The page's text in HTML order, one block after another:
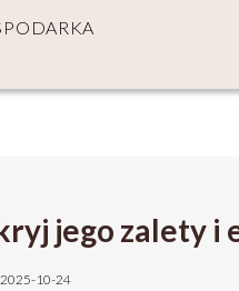
jego zalety i
10-24